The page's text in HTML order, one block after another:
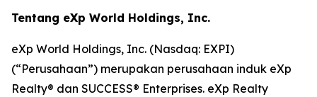
Tentang eXp World Holdings, Inc.
eXp World Holdings, Inc. (Nasdaq: EXPI)
(“Perusahaan”) merupakan perusahaan induk eXp
Realty® dan SUCCESS® Enterprises. eXp Realty